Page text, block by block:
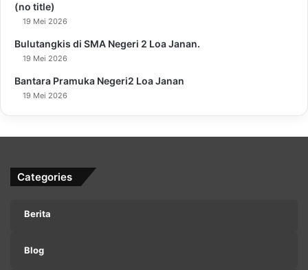
(no title)
19 Mei 2026
Bulutangkis di SMA Negeri 2 Loa Janan.
19 Mei 2026
Bantara Pramuka Negeri2 Loa Janan
19 Mei 2026
Categories
Berita
Blog